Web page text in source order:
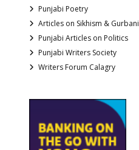
Punjabi Poetry
Articles on Sikhism & Gurbani
Punjabi Articles on Politics
Punjabi Writers Society
Writers Forum Calagry